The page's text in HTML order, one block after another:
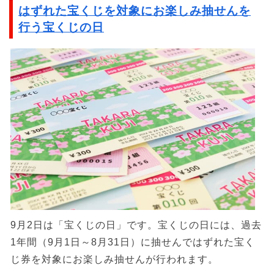
はずれた宝くじを対象にお楽しみ抽せんを
行う宝くじの日
9月2日は「宝くじの日」です。宝くじの日には、過去
1年間（9月1日～8月31日）に抽せんではずれた宝く
じ券を対象にお楽しみ抽せんが行われます。